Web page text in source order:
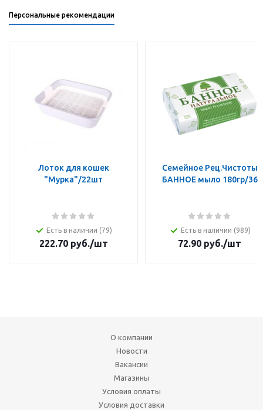
Персональные рекомендации
Лоток для кошек
"Мурка"/22шт
Есть в наличии (79)
222.70руб./шт
Семейное Рец.Чистоты
БАННОЕ мыло 180гр/36
Есть в наличии (989)
72.90 руб./шт
О компании
Новости
Вакансии
Магазины
Условия оплаты
Условия доставки